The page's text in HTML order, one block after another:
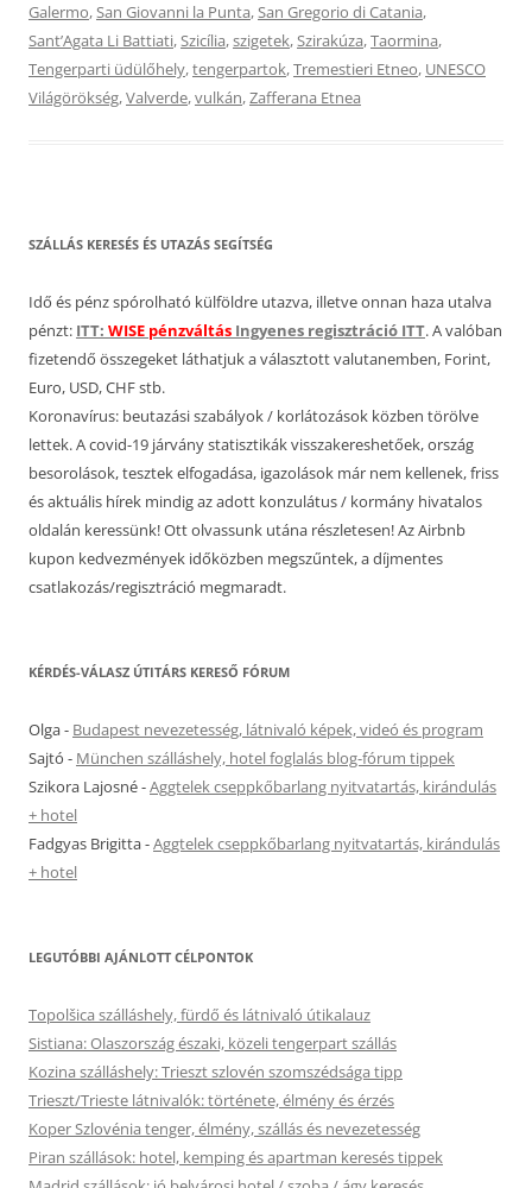
Galermo,San Giovanni la Punta,San Gregorio di Catania,
Sant’Agata Li Battiati,Szicília,szigetek,Szirakúza,Taormina,
Tengerparti üdülőhely,tengerpartok,Tremestieri Etneo, UNESCO
Világörökség,Valverde,vulkán,Zafferana Etnea
SZÁLLÁS KERESÉS ÉS UTAZÁS SEGÍTSÉG
Idő és pénz spórolható külföldre utazva, illetve onnan haza utalva
pénzt: ITT: WISE pénzváltás Ingyenes regisztráció ITT. A valóban
fizetendő összegeket láthatjuk a választott valutanemben, Forint,
Euro, USD, CHF stb.
Koronavírus: beutazási szabályok / korlátozások közben törölve
lettek. A covid-19 járvány statisztikák visszakereshetőek, ország
besorolások, tesztek elfogadása, igazolások már nem kellenek, friss
és aktuális hírek mindig az adott konzulátus / kormány hivatalos
oldalán keressünk! Ott olvassunk utána részletesen! Az Airbnb
kupon kedvezmények időközben megszűntek, a díjmentes
csatlakozás/regisztráció megmaradt.
KÉRDÉS-VÁLASZ ÚTITÁRS KERESŐ FÓRUM
Olga- Budapest nevezetesség, látnivaló képek, videó és program
Sajtó - München szálláshely, hotel foglalás blog-fórum tippek
Szikora Lajosné-Aggtelek cseppkőbarlang nyitvatartás, kirándulás
+ hotel
Fadgyas Brigitta-Aggtelek cseppkőbarlang nyitvatartás, kirándulás
+ hotel
LEGUTÓBBI AJÁNLOTT CÉLPONTOK
Topolšica szálláshely, fürdő és látnivaló útikalauz
Sistiana: Olaszország északi, közeli tengerpart szállás
Kozina szálláshely: Trieszt szlovén szomszédsága tipp
Trieszt/Trieste látnivalók: története, élmény és érzés
Koper Szlovénia tenger, élmény, szállás és nevezetesség
Piran szállások: hotel, kemping és apartman keresés tippek